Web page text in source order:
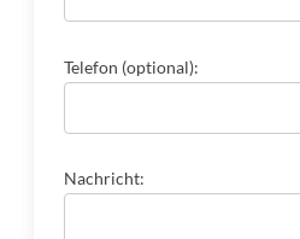
Telefon (optional):
Nachricht: